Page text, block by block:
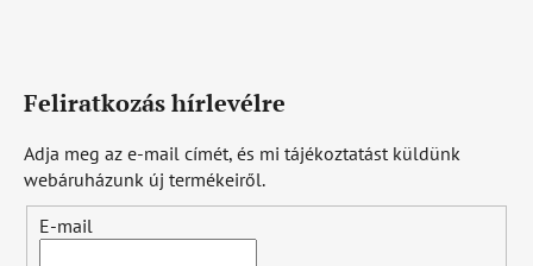
Feliratkozás hírlevélre
Adja meg az e-mail címét, és mi tájékoztatást küldünk
webáruházunk új termékeiről.
E-mail